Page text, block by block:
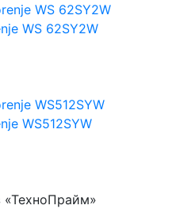
WS 62SY2W
WS512SYW
«ТехноПрайм»